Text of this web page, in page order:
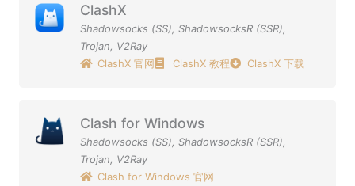
ClashX
Shadowsocks (SS), ShadowsocksR (SSR),
Trojan, V2Ray
ClashX 官网
ClashX 教程 ClashX 下载
Clash for Windows
Shadowsocks (SS), ShadowsocksR (SSR),
Trojan, V2Ray
Clash for Windows 官网